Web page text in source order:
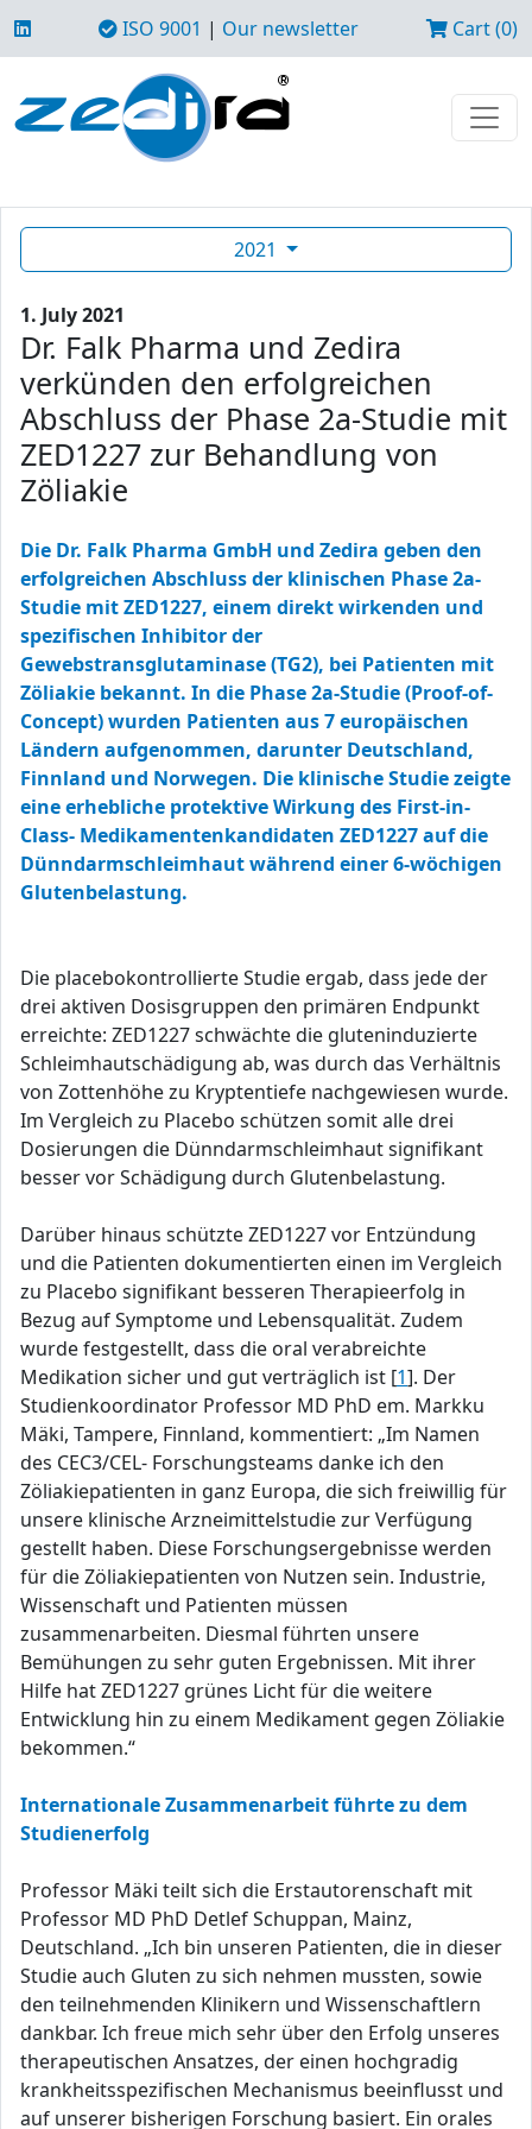
ISO 9001 | Our newsletter Cart (0)
2021
1. July 2021
Dr. Falk Pharma und Zedira
verkünden den erfolgreichen
Abschluss der Phase 2a-Studie mit
ZED1227 zur Behandlung von
Zöliakie
Die Dr. Falk Pharma GmbH und Zedira geben den
erfolgreichen Abschluss der klinischen Phase 2a-
Studie mit ZED1227, einem direkt wirkenden und
spezifischen Inhibitor der
Gewebstransglutaminase (TG2), bei Patienten mit
Zöliakie bekannt. In die Phase 2a-Studie (Proof-of-
Concept) wurden Patienten aus 7 europäischen
Ländern aufgenommen, darunter Deutschland,
Finnland und Norwegen. Die klinische Studie zeigte
eine erhebliche protektive Wirkung des First-in-
Class- Medikamentenkandidaten ZED1227 auf die
Dünndarmschleimhaut während einer 6-wöchigen
Glutenbelastung.
Die placebokontrollierte Studie ergab, dass jede der
drei aktiven Dosisgruppen den primären Endpunkt
erreichte: ZED1227 schwächte die gluteninduzierte
Schleimhautschädigung ab, was durch das Verhältnis
von Zottenhöhe zu Kryptentiefe nachgewiesen wurde.
Im Vergleich zu Placebo schützen somit alle drei
Dosierungen die Dünndarmschleimhaut signifikant
besser vor Schädigung durch Glutenbelastung.
Darüber hinaus schützte ZED1227 vor Entzündung
und die Patienten dokumentierten einen im Vergleich
zu Placebo signifikant besseren Therapieerfolg in
Bezug auf Symptome und Lebensqualität. Zudem
wurde festgestellt, dass die oral verabreichte
Medikation sicher und gut verträglich ist [1]. Der
Studienkoordinator Professor MD PhD em. Markku
Mäki, Tampere, Finnland, kommentiert: „Im Namen
des CEC3/CEL- Forschungsteams danke ich den
Zöliakiepatienten in ganz Europa, die sich freiwillig für
unsere klinische Arzneimittelstudie zur Verfügung
gestellt haben. Diese Forschungsergebnisse werden
für die Zöliakiepatienten von Nutzen sein. Industrie,
Wissenschaft und Patienten müssen
zusammenarbeiten. Diesmal führten unsere
Bemühungen zu sehr guten Ergebnissen. Mit ihrer
Hilfe hat ZED1227 grünes Licht für die weitere
Entwicklung hin zu einem Medikament gegen Zöliakie
bekommen.“
Internationale Zusammenarbeit führte zu dem
Studienerfolg
Professor Mäki teilt sich die Erstautorenschaft mit
Professor MD PhD Detlef Schuppan, Mainz,
Deutschland. „Ich bin unseren Patienten, die in dieser
Studie auch Gluten zu sich nehmen mussten, sowie
den teilnehmenden Klinikern und Wissenschaftlern
dankbar. Ich freue mich sehr über den Erfolg unseres
therapeutischen Ansatzes, der einen hochgradig
krankheitsspezifischen Mechanismus beeinflusst und
auf unserer bisherigen Forschung basiert. Ein orales